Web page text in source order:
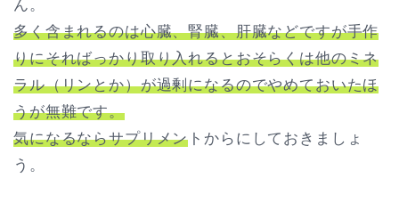
ん。
多く含まれるのは心臓、腎臓、肝臓などですが手作
りにそればっかり取り入れるとおそらくは他のミネ
ラル（リンとか）が過剰になるのでやめておいたほ
うが無難です。
気になるならサプリメン トからにしておきましょ
う。